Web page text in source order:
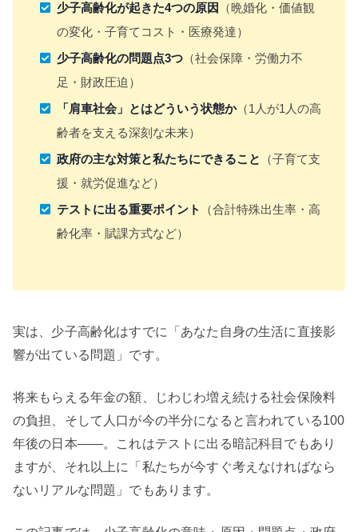
少子高齢化が起きた4つの原因 （晩婚化・価値観
の変化・子育てコスト・医療発達）
少子高齢化の問題点3つ（社会保障・労働力不
足・財政圧迫）
「肩車社会」とはどういう状態か（1人が1人の高
齢者を支える深刻な未来）
政府の主な対策と私たちにできること （子育て支
援・就労促進など）
テストに出る重要ポイント
（合計特殊出生率・高
齢化率・賦課方式など）
実は、少子高齢化はすでに「あなた自身の生活に直接影
響が出ている問題」です。
将来もらえる年金の額、じわじわ増え続ける社会保険料
の負担、そして人口が今の半分になると言われている100
年後の日本——。これはテストに出る暗記科目でもあり
ますが、それ以上に「私たちが今すぐ考えなければなら
ないリアルな問題」でもあります。